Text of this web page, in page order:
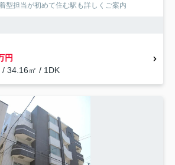
型担当が初めて住む駅も詳しくご案内
円
/ 34.16㎡ / 1DK